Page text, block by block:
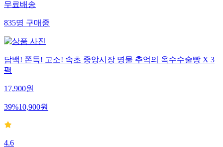
무료배송
835명구매중
담백! 쫀득! 고소! 속초 중앙시장 명물 추억의 옥수수술빵 X 3
팩
17,900원
39%10,900원